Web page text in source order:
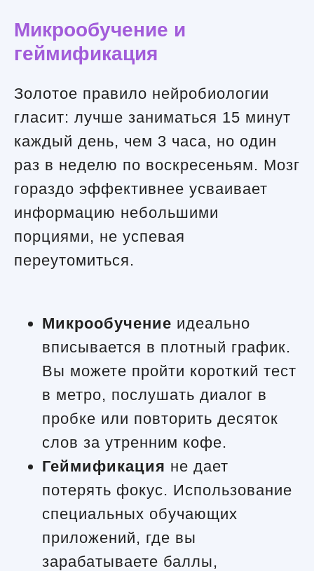
Микрообучение и
геймификация
Золотое правило нейробиологии
гласит: лучше заниматься 15 минут
каждый день, чем 3 часа, но один
раз в неделю по воскресеньям. Мозг
гораздо эффективнее усваивает
информацию небольшими
порциями, не успевая
переутомиться.
Микрообучение идеально
вписывается в плотный график.
Вы можете пройти короткий тест
в метро, послушать диалог в
пробке или повторить десяток
слов за утренним кофе.
Геймификация не дает
потерять фокус. Использование
специальных обучающих
приложений, где вы
зарабатываете баллы,